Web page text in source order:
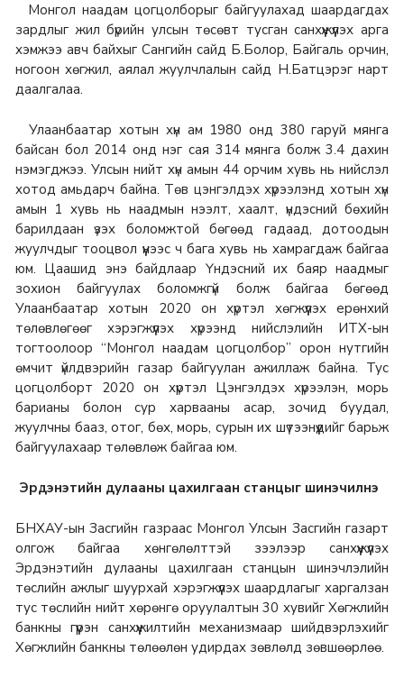
Монгол наадам цогцолборыг байгуулахад шаардагдах
зардлыг жил бүрийн улсын төсөвт тусган санхүүжүүлэх арга
хэмжээ авч байхыг Сангийн сайд Б.Болор, Байгаль орчин,
ногоон хөгжил, аялал жуулчлалын сайд Н.Батцэрэг нарт
даалгалаа.
Улаанбаатар хотын хүн ам 1980 онд 380 гаруй мянга
байсан бол 2014 онд нэг сая 314 мянга болж 3.4 дахин
нэмэгджээ. Улсын нийт хүн амын 44 орчим хувь нь нийслэл
хотод амьдарч байна. Төв цэнгэлдэх хүрээлэнд хотын хүн
амын 1 хувь нь наадмын нээлт, хаалт, үндэсний бөхийн
барилдаан үзэх боломжтой бөгөөд гадаад, дотоодын
жуулчдыг тооцвол үүнээс ч бага хувь нь хамрагдаж байгаа
юм. Цаашид энэ байдлаар Үндэсний их баяр наадмыг
зохион байгуулах боломжгүй болж байгаа бөгөөд
Улаанбаатар хотын 2020 он хүртэл хөгжүүлэх ерөнхий
төлөвлөгөөг хэрэгжүүлэх хүрээнд нийслэлийн ИТХ-ын
тогтоолоор “Монгол наадам цогцолбор” орон нутгийн
өмчит үйлдвэрийн газар байгуулан ажиллаж байна. Тус
цогцолборт 2020 он хүртэл Цэнгэлдэх хүрээлэн, морь
барианы болон сур харвааны асар, зочид буудал,
жуулчны бааз, отог, бөх, морь, сурын их шүтээнүүдийг барьж
байгуулахаар төлөвлөж байгаа юм.
Эрдэнэтийн дулааны цахилгаан станцыг шинэчилнэ
БНХАУ-ын Засгийн газраас Монгол Улсын Засгийн газарт
олгож байгаа хөнгөлөлттэй зээлээр санхүүжүүлэх
Эрдэнэтийн дулааны цахилгаан станцын шинэчлэлийн
төслийн ажлыг шуурхай хэрэгжүүлэх шаардлагыг харгалзан
тус төслийн нийт хөрөнгө оруулалтын 30 хувийг Хөгжлийн
банкны гүүрэн санхүүжилтийн механизмаар шийдвэрлэхийг
Хөгжлийн банкны төлөөлөн удирдах зөвлөлд зөвшөөрлөө.